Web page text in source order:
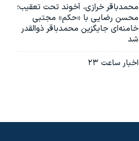
محمدباقر خرازی، آخوند تحت تعقیب؛
محسن رضایی با «حکم» مجتبی
خامنه‌ای جایگزین محمدباقر ذوالقدر
شد
اخبار ساعت ۲۳